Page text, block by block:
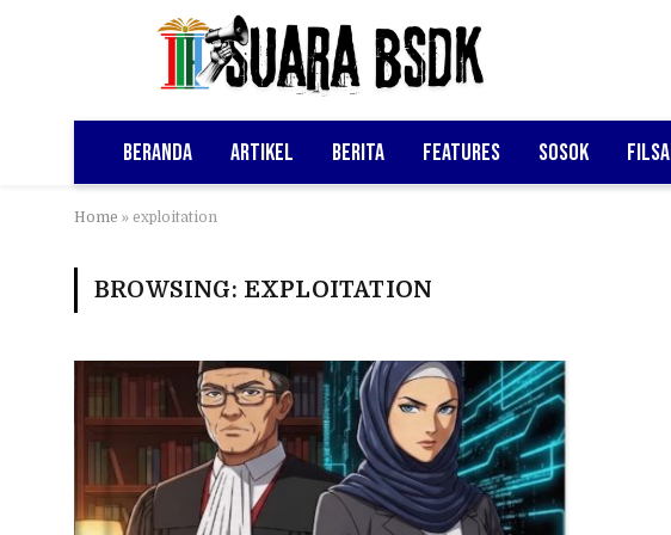
Beranda Artikel Berita Features Sosok
Home » exploitation
BROWSING: EXPLOITATION